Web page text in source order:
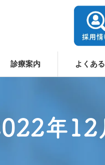
診療案内 よくあ
年12